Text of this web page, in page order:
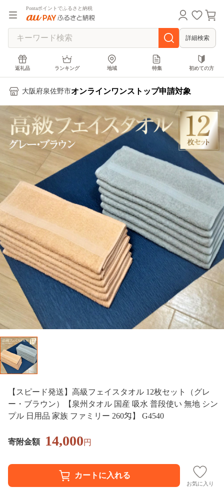
Pontaポイントでふるさと納税
詳細検索
返礼品 ランキング 地域 特集 初めての方
大阪府泉佐野市オンラインワンストップ申請対象
【スピード発送】高級フェイスタオル 12枚セット（グレ
ー・ブラウン）【泉州タオル 国産 吸水 普段使い 無地 シン
プル 日用品 家族 ファミリー 260匁】 G4540
寄附金額 14,000円
お気に入り